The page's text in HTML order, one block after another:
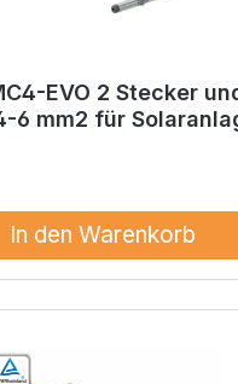
EVO 2 Stecker
6 mm2 für
In den Warenkorb